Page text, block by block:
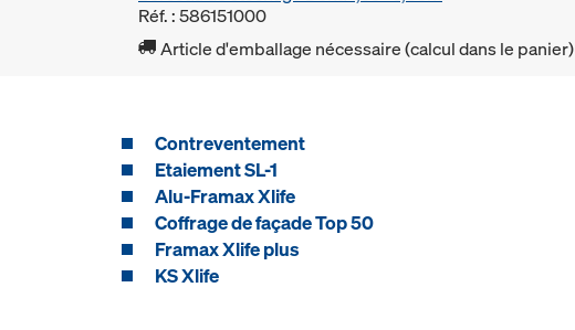
Réf. : 586151000
Article d'emballage nécessaire (calcul dans le panier)
Contreventement
Etaiement SL-1
Alu-Framax Xlife
Coffrage de façade Top 50
Framax Xlife plus
KS Xlife